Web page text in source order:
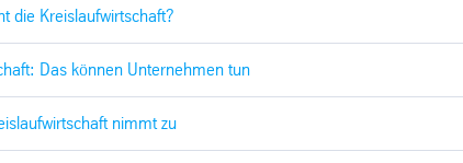
die Kreislaufwirtschaft?
Das können Unternehmen tun
nimmt zu